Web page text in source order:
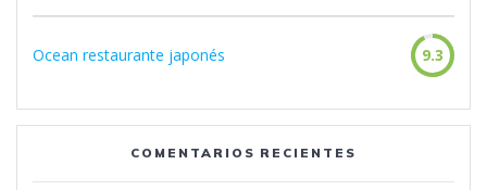
Ocean restaurante japonés 9.3
COMENTARIOS RECIENTES